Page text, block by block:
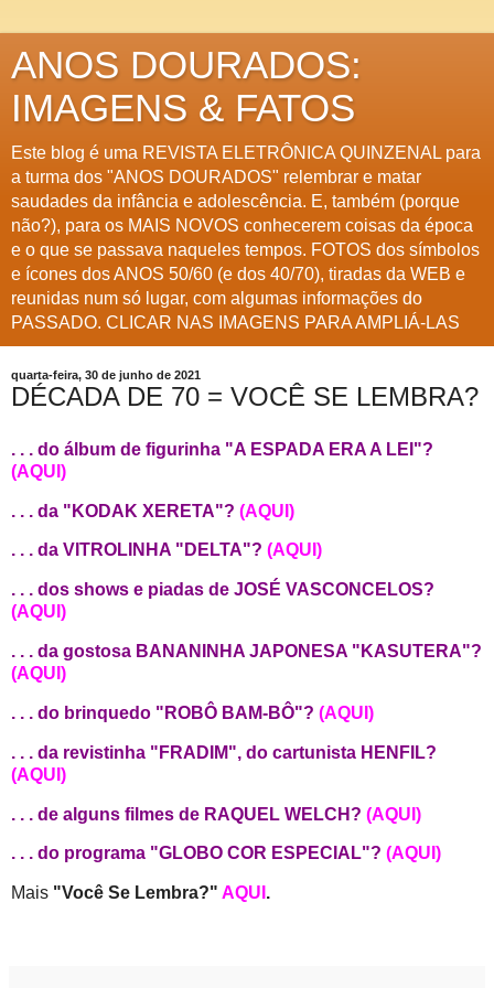
ANOS DOURADOS:
IMAGENS & FATOS
Este blog é uma REVISTA ELETRÔNICA QUINZENAL para
a turma dos "ANOS DOURADOS" relembrar e matar
saudades da infância e adolescência. E, também (porque
não?), para os MAIS NOVOS conhecerem coisas da época
e o que se passava naqueles tempos. FOTOS dos símbolos
e ícones dos ANOS 50/60 (e dos 40/70), tiradas da WEB e
reunidas num só lugar, com algumas informações do
PASSADO. CLICAR NAS IMAGENS PARA AMPLIÁ-LAS
quarta-feira, 30 de junho de 2021
DÉCADA DE 70 = VOCÊ SE LEMBRA?
. . . do álbum de figurinha "A ESPADA ERA A LEI"?
(AQUI)
. . . da "KODAK XERETA"? (AQUI)
. . . da VITROLINHA "DELTA"? (AQUI)
. . . dos shows e piadas de JOSÉ VASCONCELOS?
(AQUI)
. . . da gostosa BANANINHA JAPONESA "KASUTERA"?
(AQUI)
. . . do brinquedo "ROBÔ BAM-BÔ"? (AQUI)
. . . da revistinha "FRADIM", do cartunista HENFIL?
(AQUI)
. . . de alguns filmes de RAQUEL WELCH? (AQUI)
. . . do programa "GLOBO COR ESPECIAL"? (AQUI)
Mais "Você Se Lembra?" AQUI .